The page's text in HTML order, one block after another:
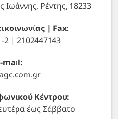
Ιωάννης, Ρέντης, 18233
| Fax:
2 | 2102447143
mail:
Κέντρου:
έως Σάββατο